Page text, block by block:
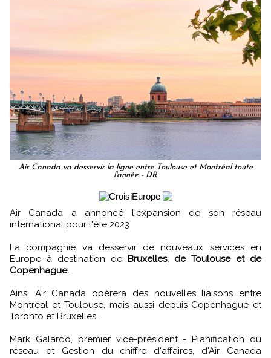
Air Canada va desservir la ligne entre Toulouse et Montréal toute
l'année - DR
Air Canada a annoncé l'expansion de son réseau
international pour l'été 2023.
La compagnie va desservir de nouveaux services en
Europe à destination de Bruxelles, de Toulouse et de
Copenhague.
Ainsi Air Canada opèrera des nouvelles liaisons entre
Montréal et Toulouse, mais aussi depuis Copenhague et
Toronto et Bruxelles.
Mark Galardo, premier vice-président - Planification du
réseau et Gestion du chiffre d'affaires, d'Air Canada